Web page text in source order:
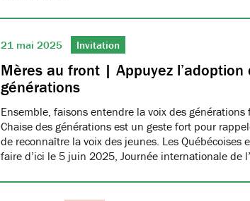
21 mai 2025 Invitation
Mères au front | Appuyez l’adoption
générations
Ensemble, faisons entendre la voix des
Chaise des générations est un geste fort pour
de reconnaître la voix des jeunes. Les Québécoises
faire d’ici le 5 juin 2025, Journée internationale de